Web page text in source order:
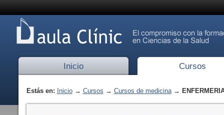
Inicio Cursos
Estás en: Inicio→ Cursos → Cursos de medicina→ ENFERMERIA